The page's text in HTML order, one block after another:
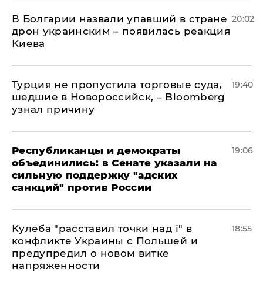
В Болгарии назвали упавший в стране
дрон украинским – появилась реакция
Киева
20:02
Турция не пропустила торговые суда,
шедшие в Новороссийск, – Bloomberg
узнал причину
19:40
Республиканцы и демократы
объединились: в Сенате указали на
сильную поддержку "адских
санкций" против России
19:06
Кулеба "расставил точки над і" в
конфликте Украины с Польшей и
предупредил о новом витке
напряженности
18:55